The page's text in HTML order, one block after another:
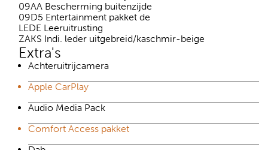
09AA Bescherming buitenzijde
09D5 Entertainment pakket de
LEDE Leeruitrusting
ZAKS Indi. leder uitgebreid/kaschmir-beige
Extra's
Achteruitrijcamera
Apple CarPlay
Audio Media Pack
Comfort Access pakket